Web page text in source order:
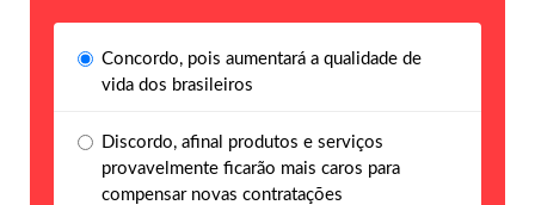
Concordo, pois aumentará a qualidade de
vida dos brasileiros
Discordo, afinal produtos e serviços
provavelmente ficarão mais caros para
compensar novas contratações